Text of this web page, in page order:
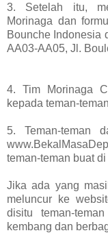
3. Setelah itu,
Morinaga dan
Bounche Indonesia
AA03-AA05, Jl.
4. Tim Morinaga
kepada teman-
5. Teman-teman
teman-teman buatdi
Jika ada yang
meluncur ke
disitu teman-
kembang dan